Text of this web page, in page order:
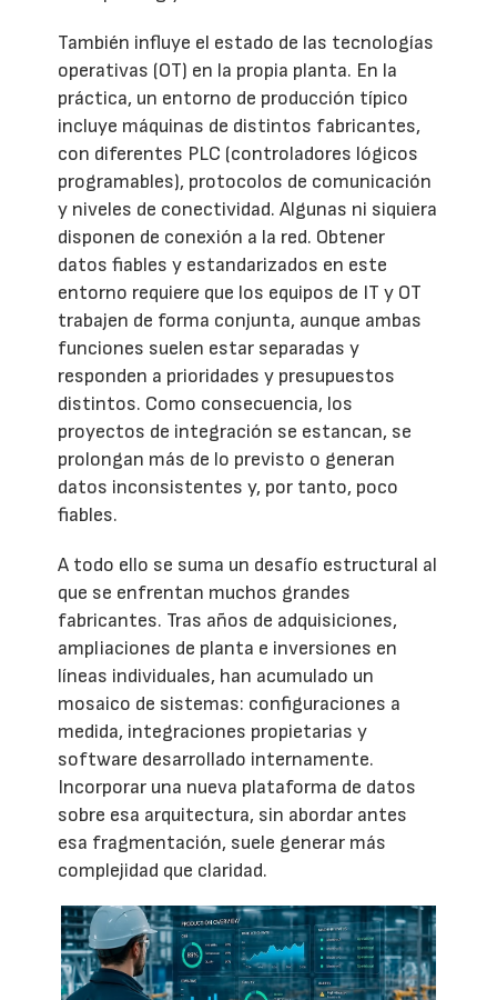
También influye el estado de las tecnologías
operativas (OT) en la propia planta. En la
práctica, un entorno de producción típico
incluye máquinas de distintos fabricantes,
con diferentes PLC (controladores lógicos
programables), protocolos de comunicación
y niveles de conectividad. Algunas ni siquiera
disponen de conexión a la red. Obtener
datos fiables y estandarizados en este
entorno requiere que los equipos de IT y OT
trabajen de forma conjunta, aunque ambas
funciones suelen estar separadas y
responden a prioridades y presupuestos
distintos. Como consecuencia, los
proyectos de integración se estancan, se
prolongan más de lo previsto o generan
datos inconsistentes y, por tanto, poco
fiables.
A todo ello se suma un desafío estructural al
que se enfrentan muchos grandes
fabricantes. Tras años de adquisiciones,
ampliaciones de planta e inversiones en
líneas individuales, han acumulado un
mosaico de sistemas: configuraciones a
medida, integraciones propietarias y
software desarrollado internamente.
Incorporar una nueva plataforma de datos
sobre esa arquitectura, sin abordar antes
esa fragmentación, suele generar más
complejidad que claridad.